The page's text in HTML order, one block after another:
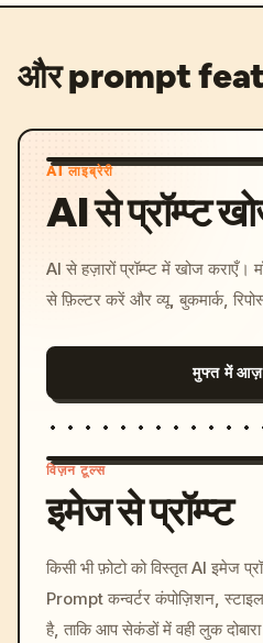
और prompt
AI लाइब्रेरी
AI से प्रॉम्प्ट
AI से हज़ारों प्रॉम्प्ट में खोज
से फ़िल्टर करें और व्यू, बुकमार्क,
मुफ्त में
विज़न टूल्स
इमेज से प्रॉम्प्ट
किसी भी फ़ोटो को विस्तृत AI इमेज
Prompt कन्वर्टर कंपोज़िशन,
है, ताकि आप सेकंडों में वही लुक